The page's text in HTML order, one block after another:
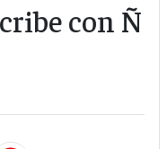
con Ñ